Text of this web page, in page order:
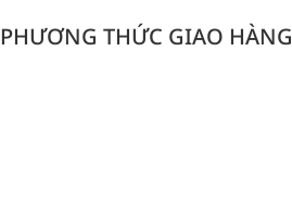
PHƯƠNG THỨC GIAO HÀNG